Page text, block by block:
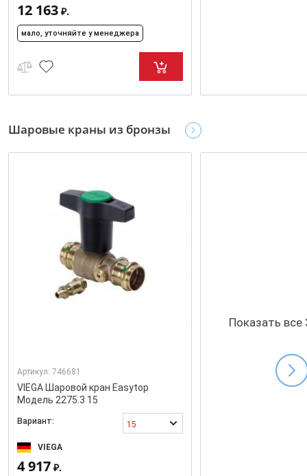
12 163 ₽.
мало, уточняйте у менеджера
Шаровые краны из бронзы
Артикул: 746681
VIEGA Шаровой кран Easytop
Модель 2275.3 15
Вариант: 15
VIEGA
4 917 ₽.
Показать все